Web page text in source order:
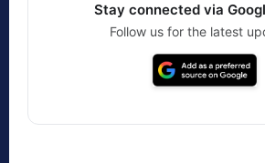
Stay connected via
Follow us for the latest